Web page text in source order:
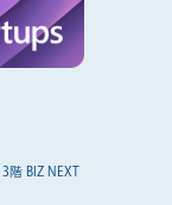
BIZ NEXT